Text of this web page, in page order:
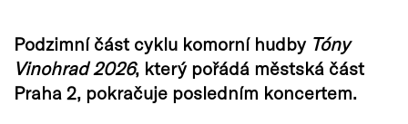
Podzimní část cyklu komorní hudby Tóny
Vinohrad 2026, který pořádá městská část
Praha 2, pokračuje posledním koncertem.